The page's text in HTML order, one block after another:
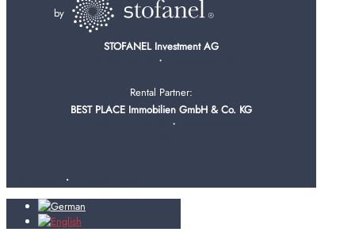
by
STOFANEL Investment AG
・
Rental Partner:
BEST PLACE Immobilien GmbH & Co. KG
・
・